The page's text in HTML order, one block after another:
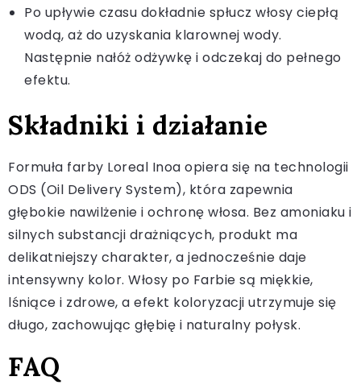
Po upływie czasu dokładnie spłucz włosy ciepłą
wodą, aż do uzyskania klarownej wody.
Następnie nałóż odżywkę i odczekaj do pełnego
efektu.
Składniki i działanie
Formuła farby Loreal Inoa opiera się na technologii
ODS (Oil Delivery System), która zapewnia
głębokie nawilżenie i ochronę włosa. Bez amoniaku i
silnych substancji drażniących, produkt ma
delikatniejszy charakter, a jednocześnie daje
intensywny kolor. Włosy po Farbie są miękkie,
lśniące i zdrowe, a efekt koloryzacji utrzymuje się
długo, zachowując głębię i naturalny połysk.
FAQ